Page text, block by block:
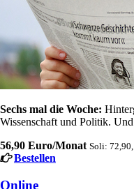
Sechs mal die Woche:
Wissenschaft und Politik.
56,90 Euro/Monat Soli:
Bestellen
Online